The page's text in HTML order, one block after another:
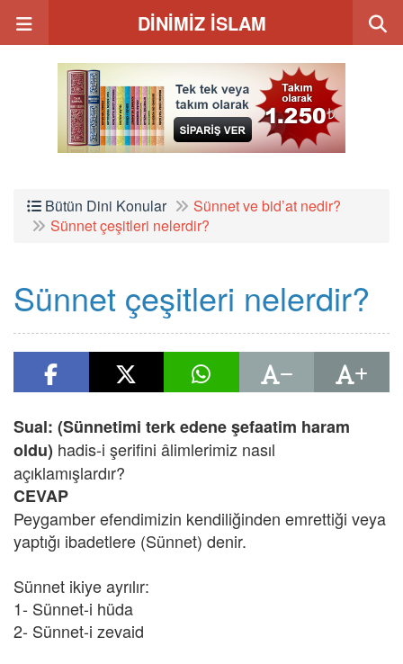
DİNİMİZ İSLAM
Bütün Dini Konular
Sünnet ve bid’at nedir?
Sünnet çeşitleri nelerdir?
Sünnet çeşitleri nelerdir?
Sual: (Sünnetimi terk edene şefaatim haram
oldu) hadis-i şerifini âlimlerimiz nasıl
açıklamışlardır?
CEVAP
Peygamber efendimizin kendiliğinden emrettiği veya
yaptığı ibadetlere (Sünnet) denir.
Sünnet ikiye ayrılır:
1- Sünnet-i hüda
2- Sünnet-i zevaid